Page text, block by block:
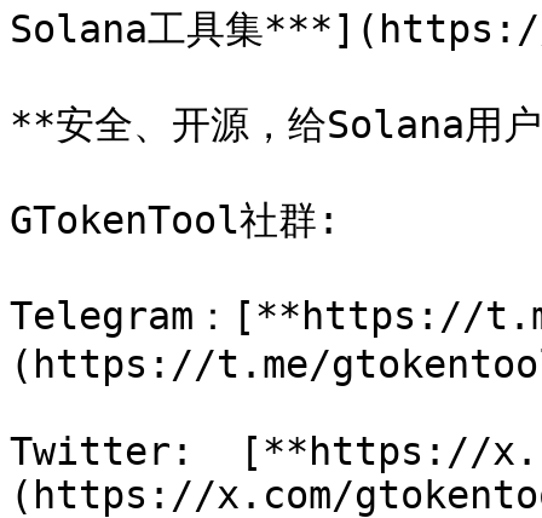
Solana工具集
**安全、开源，给Solana用
GTokenTool社群:
Telegram：[**https://
(https://t.me/
Twitter:  [**https://
(https://x.com/